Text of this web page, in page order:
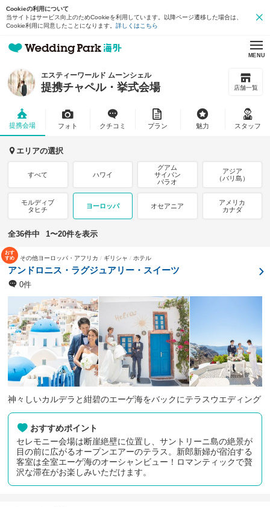
Cookieの利用について
当サイトはサービス向上のためCookieを利用しています。以降ページ遷移した場合は、
Cookie利用に同意したことになります。 詳しくはこちら
MENU
エスティーワールド ムーンシェル
提携チャペル・挙式会場 店舗一覧
提携会場 フォト クチコミ プラン 魅力 スタッフ
エリアの選択
すべて ハワイ
グアム
サイパン
パラオ
アジア
（バリ島）
モルディブ
タヒチ
ヨーロッパ オセアニア
アメリカ
カナダ
全36件中 1〜20件を表示
その他ヨーロッパ・アフリカ ギリシャ ホテル
アンドロニス・ラグジュアリー・スイーツ
0件
神々しいカルデラと紺碧のエーゲ海をバックにテラスウエディング
おすすめポイント
セレモニー会場は断崖絶壁に位置し、サントリーニ島の絶景が
目の前に広がるオープンエアーのテラス。新郎新婦が宿泊する
客室は全室エーゲ海のオーシャンビュー！ロマンティックで贅
沢な滞在がお楽しみいただけます。